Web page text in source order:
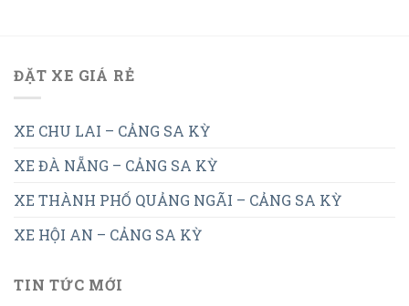
ĐẶT XE GIÁ RẺ
XE CHU LAI – CẢNG SA KỲ
XE ĐÀ NẴNG – CẢNG SA KỲ
XE THÀNH PHỐ QUẢNG NGÃI – CẢNG SA KỲ
XE HỘI AN – CẢNG SA KỲ
TIN TỨC MỚI